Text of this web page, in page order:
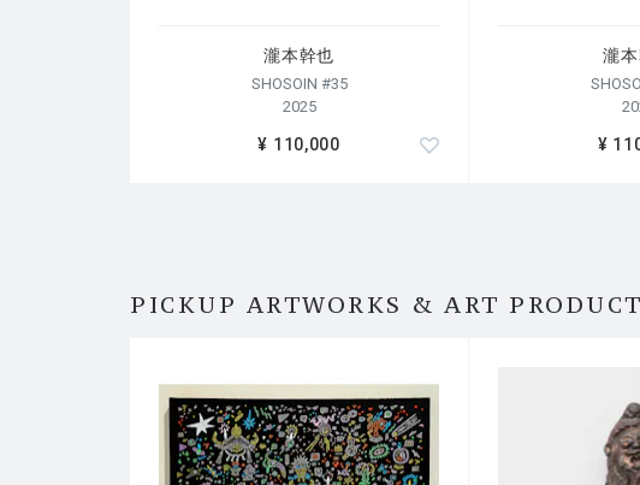
瀧本幹也
SHOSOIN #35
2025
¥ 110,000
瀧
¥
PICKUP ARTWORKS & ART